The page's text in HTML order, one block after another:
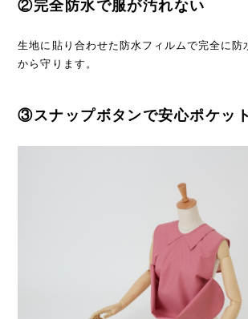
②完全防水で服が汚れない
生地に貼り合わせた防水フィルムで完全に防
から守ります。
③スナップボタンで安心ポケット